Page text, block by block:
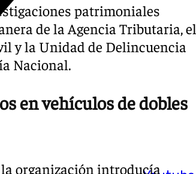
patrimoniales
de la Agencia Tributaria, el
y la Unidad de Delincuencia
Nacional.
en vehículos de dobles
la organización introducía